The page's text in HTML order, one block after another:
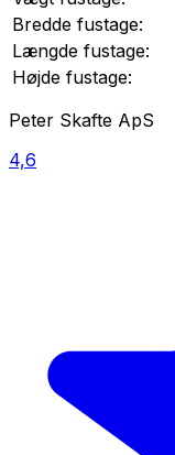
Bredde fustage:
Længde fustage:
Højde fustage:
Peter Skafte ApS
4,6